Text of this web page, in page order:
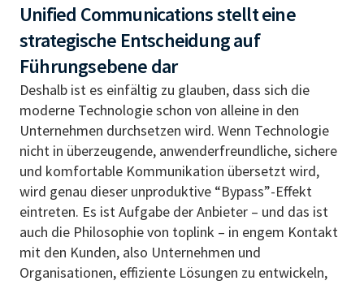
Unified Communications stellt eine
strategische Entscheidung auf
Führungsebene dar
Deshalb ist es einfältig zu glauben, dass sich die
moderne Technologie schon von alleine in den
Unternehmen durchsetzen wird. Wenn Technologie
nicht in überzeugende, anwenderfreundliche, sichere
und komfortable Kommunikation übersetzt wird,
wird genau dieser unproduktive “Bypass”-Effekt
eintreten. Es ist Aufgabe der Anbieter – und das ist
auch die Philosophie von toplink – in engem Kontakt
mit den Kunden, also Unternehmen und
Organisationen, effiziente Lösungen zu entwickeln,